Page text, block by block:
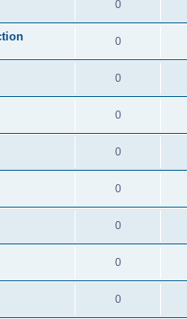
0
0
0
0
0
0
0
0
0